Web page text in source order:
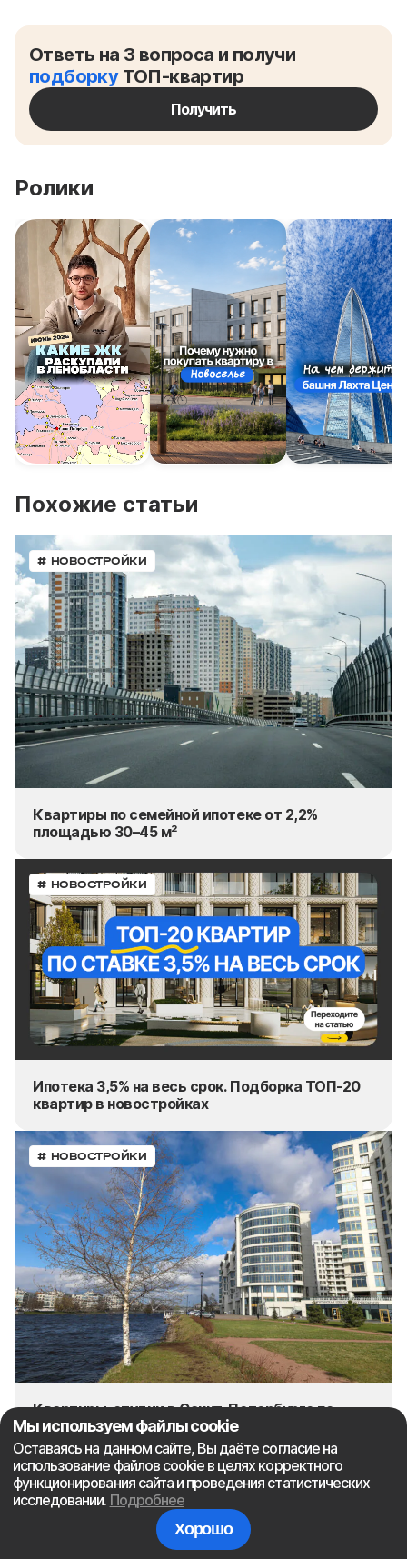
Ответь на 3 вопроса и получи
подборкуТОП-квартир
Получить
Ролики
Похожие статьи
# НОВОСТРОЙКИ
Квартиры по семейной ипотеке от 2,2%
площадью 30–45 м²
# НОВОСТРОЙКИ
Ипотека 3,5% на весь срок. Подборка ТОП-20
квартир в новостройках
# НОВОСТРОЙКИ
Квартиры-студии в Санкт-Петербурге по
семейной ипотеке под 2,2%
Ипотека 3,5% на весь срок.
Мы используем файлы cookie
Оставаясь на данном сайте, Вы даёте согласие на
использование файлов cookie в целях корректного
функционирования сайта и проведения статистических
исследовании. Подробнее
Хорошо